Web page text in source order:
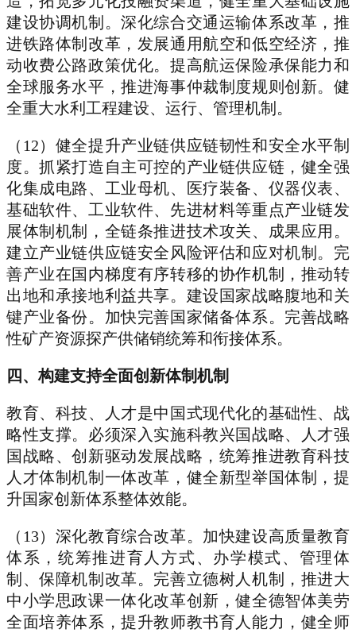
建设协调机制。深化综合交通运输体系改革，推
进铁路体制改革，发展通用航空和低空经济，推
动收费公路政策优化。提高航运保险承保能力和
全球服务水平，推进海事仲裁制度规则创新。健
全重大水利工程建设、运行、管理机制。
（12）健全提升产业链供应链韧性和安全水平制
度。抓紧打造自主可控的产业链供应链，健全强
化集成电路、工业母机、医疗装备、仪器仪表、
基础软件、工业软件、先进材料等重点产业链发
展体制机制，全链条推进技术攻关、成果应用。
建立产业链供应链安全风险评估和应对机制。完
善产业在国内梯度有序转移的协作机制，推动转
出地和承接地利益共享。建设国家战略腹地和关
键产业备份。加快完善国家储备体系。完善战略
性矿产资源探产供储销统筹和衔接体系。
四、构建支持全面创新体制机制
教育、科技、人才是中国式现代化的基础性、战
略性支撑。必须深入实施科教兴国战略、人才强
国战略、创新驱动发展战略，统筹推进教育科技
人才体制机制一体改革，健全新型举国体制，提
升国家创新体系整体效能。
（13）深化教育综合改革。加快建设高质量教育
体系，统筹推进育人方式、办学模式、管理体
制、保障机制改革。完善立德树人机制，推进大
中小学思政课一体化改革创新，健全德智体美劳
全面培养体系，提升教师教书育人能力，健全师